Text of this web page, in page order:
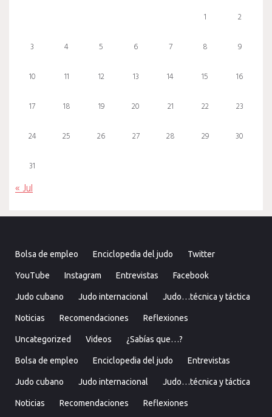
1 2
3 4 5 6 7 8 9
10 11 12 13 14 15 16
17 18 19 20 21 22 23
24 25 26 27 28 29 30
31
« Jul
Bolsa de empleo Enciclopedia del judo Twitter
YouTube Instagram Entrevistas Facebook
Judo cubano Judo internacional Judo…técnica y táctica
Noticias Recomendaciones Reflexiones
Uncategorized Videos ¿Sabías que…?
Bolsa de empleo Enciclopedia del judo Entrevistas
Judo cubano Judo internacional Judo…técnica y táctica
Noticias Recomendaciones Reflexiones